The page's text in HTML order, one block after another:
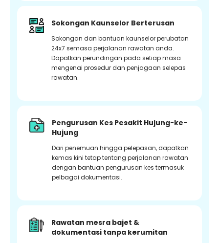
Sokongan Kaunselor Berterusan
Sokongan dan bantuan kaunselor perubatan
24x7 semasa perjalanan rawatan anda.
Dapatkan perundingan pada setiap masa
mengenai prosedur dan penjagaan selepas
rawatan.
Pengurusan Kes Pesakit Hujung-ke-
Hujung
Dari penemuan hingga pelepasan, dapatkan
kemas kini tetap tentang perjalanan rawatan
dengan bantuan pengurusan kes termasuk
pelbagai dokumentasi.
Rawatan mesra bajet &
dokumentasi tanpa kerumitan